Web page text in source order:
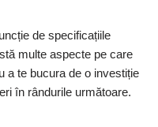
de specificațiile
multe aspecte pe care
a te bucura de o investiție
în rândurile următoare.